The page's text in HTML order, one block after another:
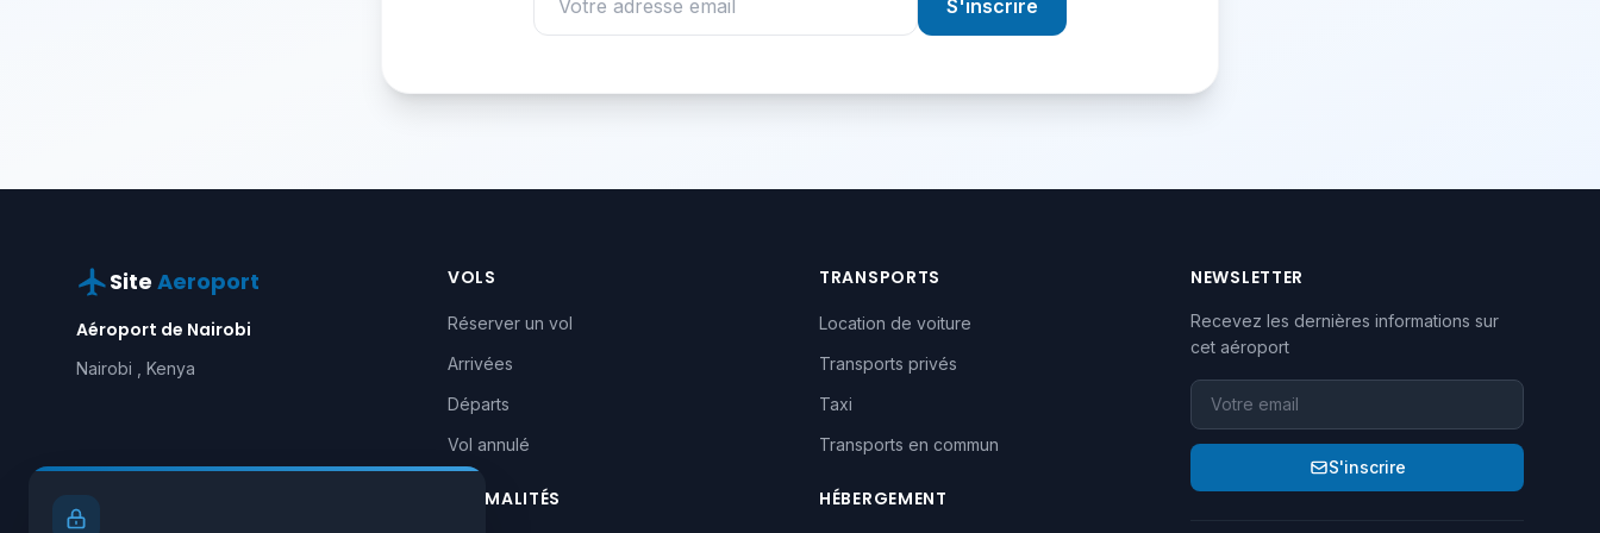
S'inscrire
Site Aeroport
Aéroport de Nairobi
Nairobi , Kenya
VOLS
Réserver un vol
Arrivées
Départs
Vol annulé
FORMALITÉS
TRANSPORTS
Location de voiture
Transports privés
Taxi
Transports en commun
HÉBERGEMENT
NEWSLETTER
Recevez les dernières informations sur
cet aéroport
Votre email
S'inscrire